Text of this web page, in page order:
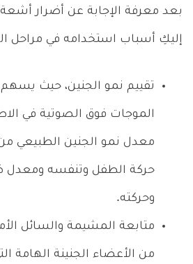
بعد معرفة الإجابة عن أضرار أشعة
إليكِ أسباب استخدامه في مراحل
تقييم نمو الجنين، حيث
الموجات فوق الصوتية في
معدل نمو الجنين الطبيعي
حركة الطفل وتنفسه ومعدل
وحركته.
متابعة المشيمة والسائل
من الأعضاء الجنينة الهامة